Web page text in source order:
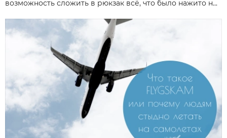
возможность сложить в рюкзак всё, что было нажито н...